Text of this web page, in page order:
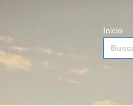
Inicio
Search
for: